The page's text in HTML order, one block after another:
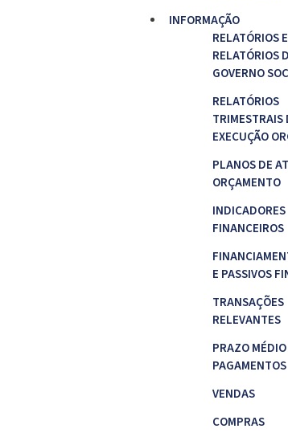
INFORMAÇÃO
RELATÓRIOS
RELATÓRIOS
GOVERNO
RELATÓRIOS
TRIMESTRAIS
EXECUÇÃO
PLANOS DE
ORÇAMENTO
INDICADORES
FINANCEIROS
E PASSIVOS
TRANSAÇÕES
RELEVANTES
PRAZO
PAGAMENTOS
VENDAS
COMPRAS